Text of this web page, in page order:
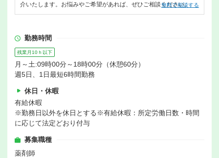
介いたします。お悩みやご希望があれば、ぜひご相談ください。
無料で相談する
勤務時間
残業月10ｈ以下
月～土:09時00分～18時00分（休憩60分）
週5日、1日最短6時間勤務
休日・休暇
有給休暇
※勤務日以外を休日とする※有給休暇：所定労働日数・時間
に応じて法定どおり付与
募集職種
薬剤師